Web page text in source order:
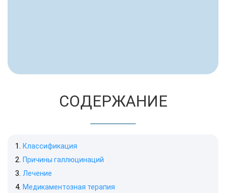
СОДЕРЖАНИЕ
Классификация
Причины галлюцинаций
Лечение
Медикаментозная терапия